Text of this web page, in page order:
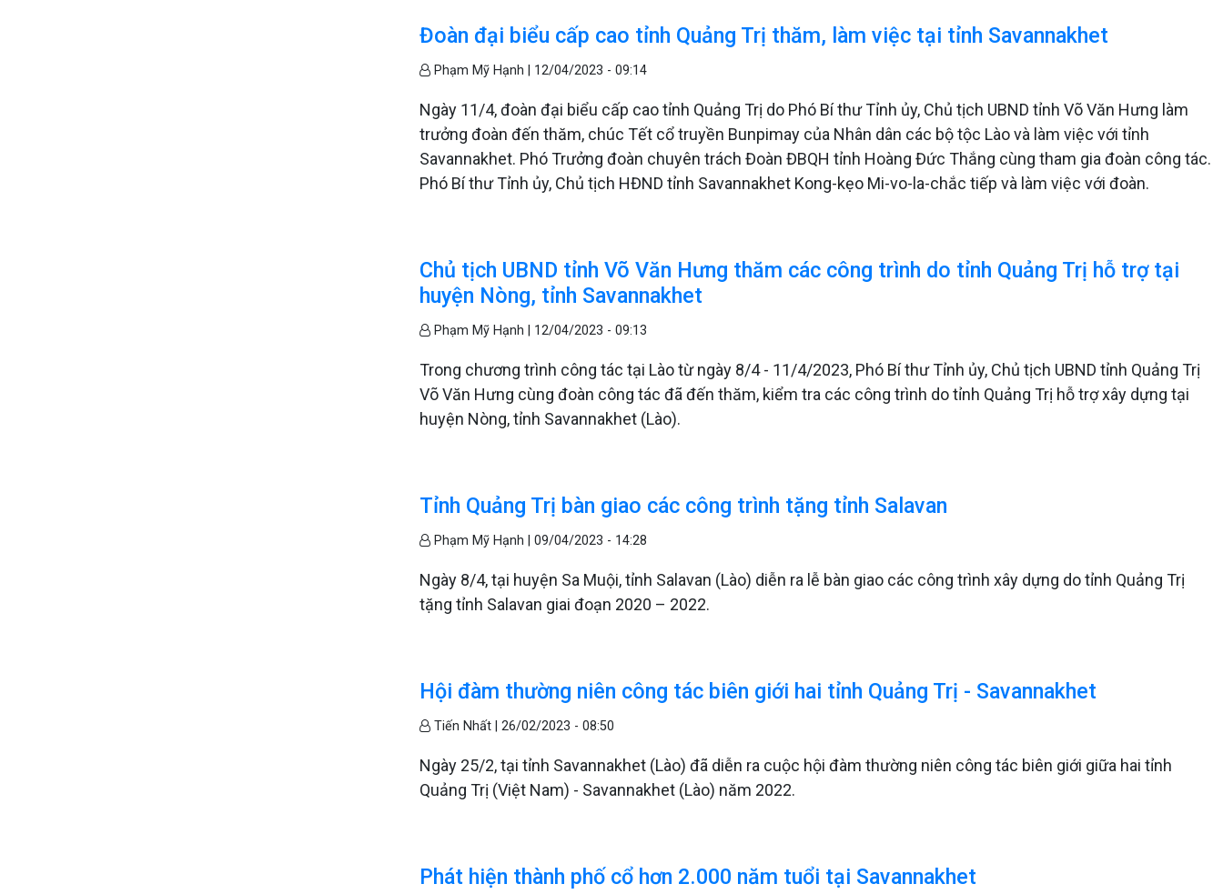
Đoàn đại biểu cấp cao tỉnh Quảng Trị thăm, làm việc tại tỉnh Savannakhet
Phạm Mỹ Hạnh | 12/04/2023 - 09:14
Ngày 11/4, đoàn đại biểu cấp cao tỉnh Quảng Trị do Phó Bí thư Tỉnh ủy, Chủ tịch UBND tỉnh Võ Văn Hưng làm
trưởng đoàn đến thăm, chúc Tết cổ truyền Bunpimay của Nhân dân các bộ tộc Lào và làm việc với tỉnh
Savannakhet. Phó Trưởng đoàn chuyên trách Đoàn ĐBQH tỉnh Hoàng Đức Thắng cùng tham gia đoàn công tác.
Phó Bí thư Tỉnh ủy, Chủ tịch HĐND tỉnh Savannakhet Kong-kẹo Mi-vo-la-chắc tiếp và làm việc với đoàn.
Chủ tịch UBND tỉnh Võ Văn Hưng thăm các công trình do tỉnh Quảng Trị hỗ trợ tại
huyện Nòng, tỉnh Savannakhet
Phạm Mỹ Hạnh | 12/04/2023 - 09:13
Trong chương trình công tác tại Lào từ ngày 8/4 - 11/4/2023, Phó Bí thư Tỉnh ủy, Chủ tịch UBND tỉnh Quảng Trị
Võ Văn Hưng cùng đoàn công tác đã đến thăm, kiểm tra các công trình do tỉnh Quảng Trị hỗ trợ xây dựng tại
huyện Nòng, tỉnh Savannakhet (Lào).
Tỉnh Quảng Trị bàn giao các công trình tặng tỉnh Salavan
Phạm Mỹ Hạnh |09/04/2023 - 14:28
Ngày 8/4, tại huyện Sa Muội, tỉnh Salavan (Lào) diễn ra lễ bàn giao các công trình xây dựng do tỉnh Quảng Trị
tặng tỉnh Salavan giai đoạn 2020 – 2022.
Hội đàm thường niên công tác biên giới hai tỉnh Quảng Trị - Savannakhet
Tiến Nhất |26/02/2023 - 08:50
Ngày 25/2, tại tỉnh Savannakhet (Lào) đã diễn ra cuộc hội đàm thường niên công tác biên giới giữa hai tỉnh
Quảng Trị (Việt Nam) - Savannakhet (Lào) năm 2022.
Phát hiện thành phố cổ hơn 2.000 năm tuổi tại Savannakhet